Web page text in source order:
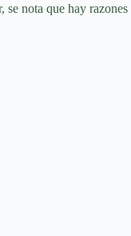
nota que hay